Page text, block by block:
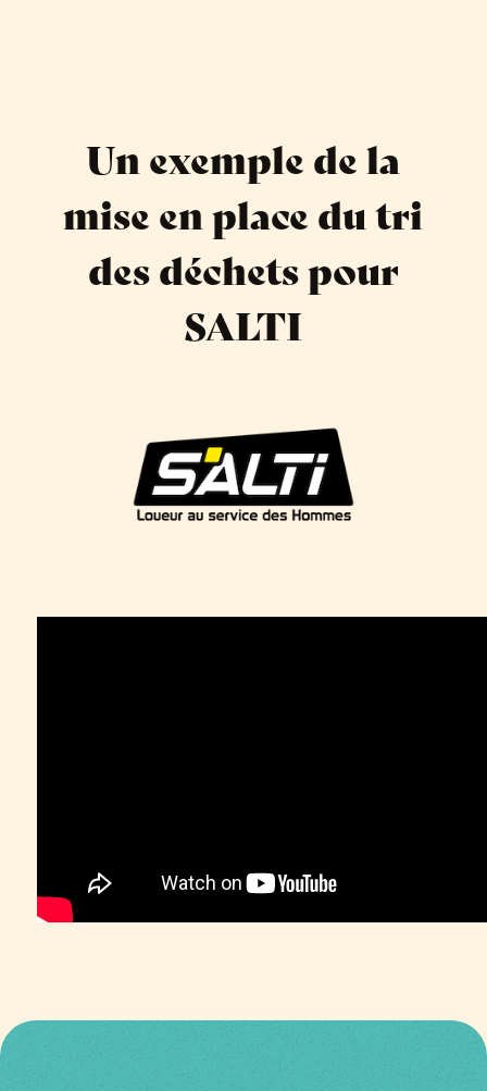
Un exemple de la
mise en place du tri
des déchets pour
SALTI